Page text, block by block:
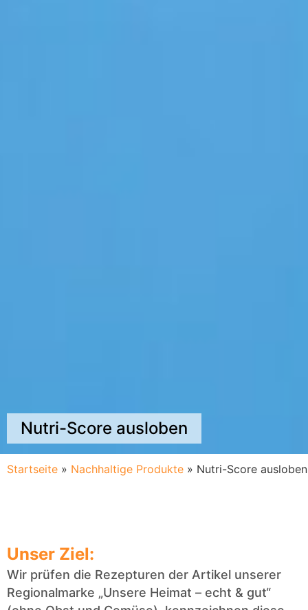
Nutri-Score ausloben
Startseite » Nachhaltige Produkte » Nutri-Score ausloben
Unser Ziel:
Wir prüfen die Rezepturen der Artikel unserer
Regionalmarke „Unsere Heimat – echt & gut“